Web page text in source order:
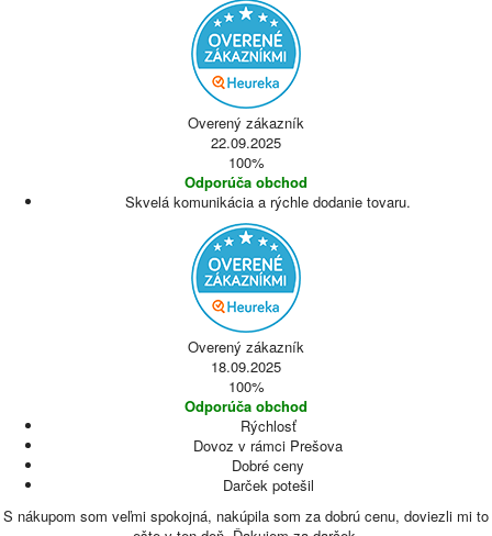
Overený zákazník
22.09.2025
100%
Odporúča obchod
Skvelá komunikácia a rýchle dodanie tovaru.
Overený zákazník
18.09.2025
100%
Odporúča obchod
Rýchlosť
Dovoz v rámci Prešova
Dobré ceny
Darček potešil
S nákupom som veľmi spokojná, nakúpila som za dobrú cenu, doviezli mi to